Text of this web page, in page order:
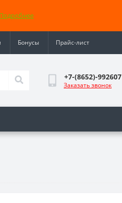
Подробнее
Бонусы Прайс-лист
+7-(8652)-992607
Заказать звонок